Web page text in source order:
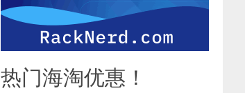
热门海淘优惠！